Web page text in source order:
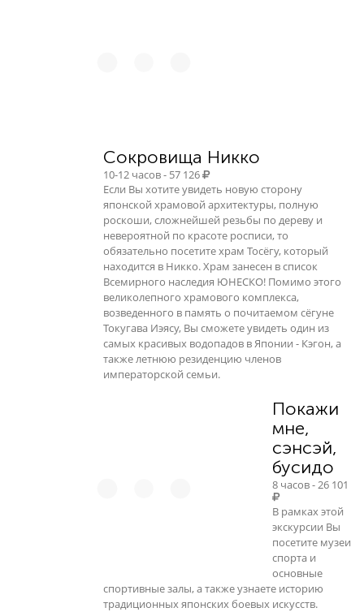
Сокровища Никко
10-12 часов - 57 126
Если Вы хотите увидеть новую сторону
японской храмовой архитектуры, полную
роскоши, сложнейшей резьбы по дереву и
невероятной по красоте росписи, то
обязательно посетите храм Тосёгу, который
находится в Никко. Храм занесен в список
Всемирного наследия ЮНЕСКО! Помимо этого
великолепного храмового комплекса,
возведенного в память о почитаемом сёгуне
Токугава Иэясу, Вы сможете увидеть один из
самых красивых водопадов в Японии - Кэгон, а
также летнюю резиденцию членов
императорской семьи.
Покажи
мне,
сэнсэй,
бусидо
8 часов - 26 101
В рамках этой
экскурсии Вы
посетите музеи
спорта и
основные
спортивные залы, а также узнаете историю
традиционных японских боевых искусств.